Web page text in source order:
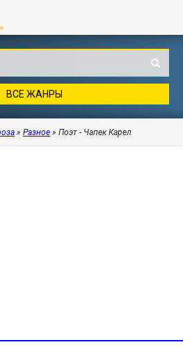
ВСЕ ЖАНРЫ
» Разное » Поэт - Чапек Карел